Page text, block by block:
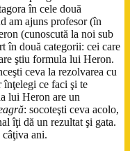
în cele două
am ajuns profesor (în
(cunoscută la noi sub
în două categorii: cei care
ştiu formula lui Heron.
ceva la rezolvarea cu
înţelegi ce faci şi te
lui Heron are un
: socoteşti ceva acolo,
îţi dă un rezultat şi gata.
ani.